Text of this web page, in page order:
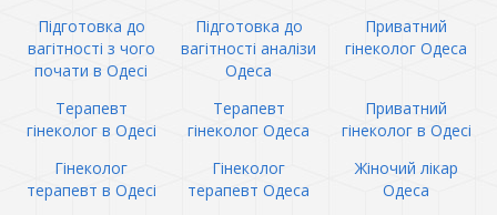
Підготовка до
вагітності з чого
почати в Одесі
Підготовка до
вагітності аналізи
Одеса
Приватний
гінеколог Одеса
Терапевт
гінеколог в Одесі
Терапевт
гінеколог Одеса
Приватний
гінеколог в Одесі
Гінеколог
терапевт в Одесі
Гінеколог
терапевт Одеса
Жіночий лікар
Одеса